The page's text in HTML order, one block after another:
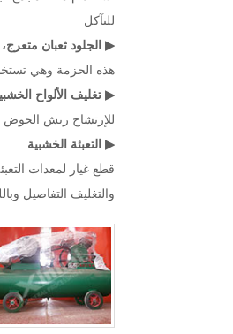
للتآكل
▶ الجلود ثعبان
هذه الحزمة وهي
▶ تغليف الألواح
للإرتشاح ريش الحوض
▶ التعبئة الخشبية
قطع غيار لمعدات
والتغليف التفاصيل